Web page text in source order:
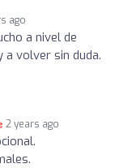
ago
a nivel de
a volver sin duda.
2 years ago